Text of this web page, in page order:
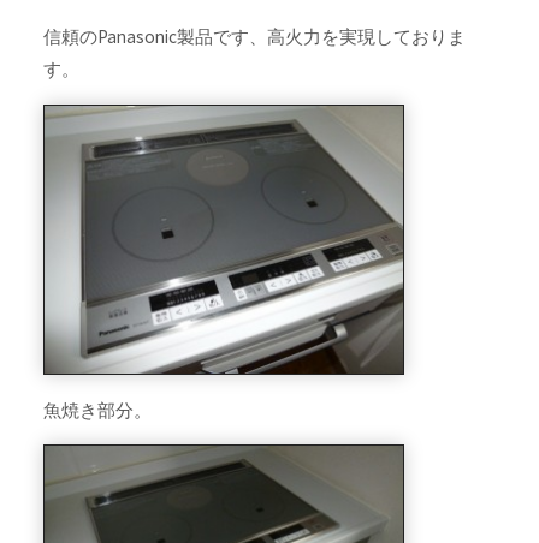
信頼のPanasonic製品です、高火力を実現しておりま
す。
魚焼き部分。